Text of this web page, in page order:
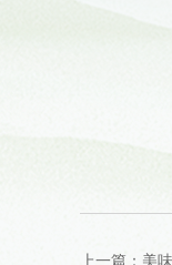
上一篇：美